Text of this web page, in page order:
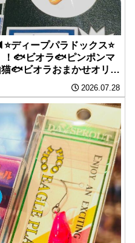
ディープパラドックス⭐️
！🐟ビオラ🐟ピンポンマ
🐟ビオラおまかせオリー
2026.07.28